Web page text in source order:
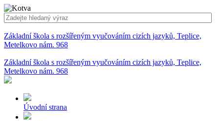
Základní škola s rozšířeným vyučováním cizích jazyků, Teplice,
Metelkovo nám. 968
Základní škola s rozšířeným vyučováním cizích jazyků, Teplice,
Metelkovo nám. 968
Úvodní strana